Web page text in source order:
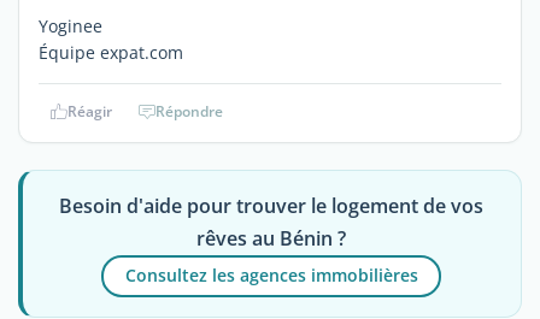
Yoginee
Équipe expat.com
Réagir Répondre
Besoin d'aide pour trouver le logement de vos
rêves au Bénin ?
Consultez les agences immobilières